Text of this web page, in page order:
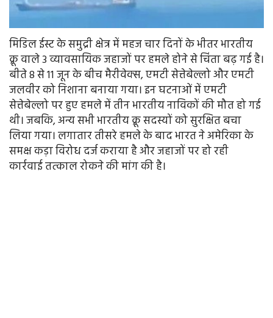
मिडिल ईस्ट के समुद्री क्षेत्र में महज चार दिनों के भीतर भारतीय
क्रू वाले 3 व्यावसायिक जहाजों पर हमले होने से चिंता बढ़ गई है।
बीते 8 से 11 जून के बीच मैरीवेक्स, एमटी सेत्तेबेल्लो और एमटी
जलवीर को निशाना बनाया गया। इन घटनाओं में एमटी
सेत्तेबेल्लो पर हुए हमले में तीन भारतीय नाविकों की मौत हो गई
थी। जबकि, अन्य सभी भारतीय क्रू सदस्यों को सुरक्षित बचा
लिया गया। लगातार तीसरे हमले के बाद भारत ने अमेरिका के
समक्ष कड़ा विरोध दर्ज कराया है और जहाजों पर हो रही
कार्रवाई तत्काल रोकने की मांग की है।